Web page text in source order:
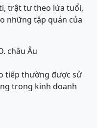
trật tư theo lứa tuổi,
những tập quán của
châu Âu
tiếp thường được sử
trong kinh doanh